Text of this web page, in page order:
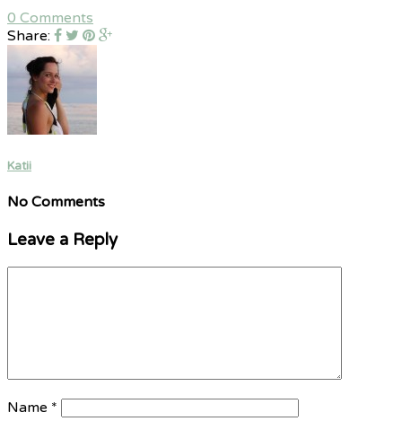
0 Comments
Share:
Katii
No Comments
Leave a Reply
Name *